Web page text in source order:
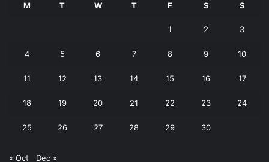
M T W T F S S
1 2 3
4 5 6 7 8 9 10
11 12 13 14 15 16 17
18 19 20 21 22 23 24
25 26 27 28 29 30
« Oct Dec »